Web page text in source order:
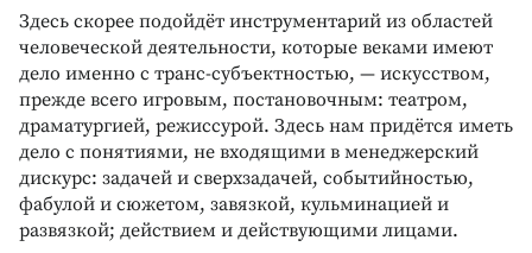
Здесь скорее подойдёт инструментарий из областей
человеческой деятельности, которые веками имеют
дело именно с транс-субъектностью, — искусством,
прежде всего игровым, постановочным: театром,
драматургией, режиссурой. Здесь нам придётся иметь
дело с понятиями, не входящими в менеджерский
дискурс: задачей и сверхзадачей, событийностью,
фабулой и сюжетом, завязкой, кульминацией и
развязкой; действием и действующими лицами.